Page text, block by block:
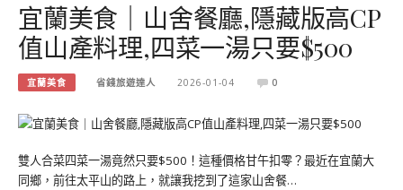
宜蘭美食｜山舍餐廳,隱藏版高CP
值山產料理,四菜一湯只要$500
宜蘭美食 省錢旅遊達人 2026-01-04 0
雙人合菜四菜一湯竟然只要$500！這種價格甘午扣零？最近在宜蘭大
同鄉，前往太平山的路上，就讓我挖到了這家山舍餐…